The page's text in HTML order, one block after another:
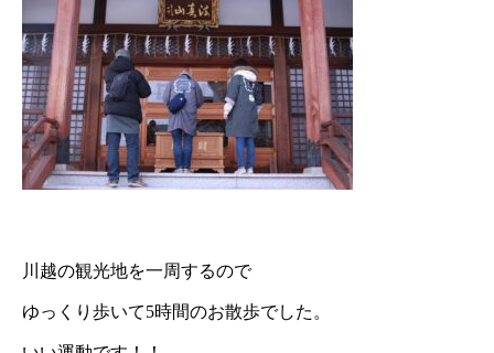
川越の観光地を一周するので
ゆっくり歩いて5時間のお散歩でした。